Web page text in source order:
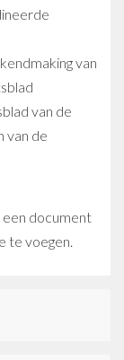
van
van de
van de
een document
te voegen.